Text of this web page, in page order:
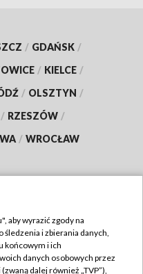
/ GDAŃSK /
/ KIELCE /
/ OLSZTYN /
/ RZESZÓW /
/ WROCŁAW
TVP
aby wyrazić zgody na
i zbierania danych,
końcowym i ich
danych osobowych przez
dalej również „TVP”),